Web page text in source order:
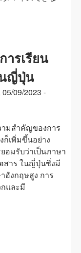
รเรียน
ญี่ปุ่น
05/09/2023 -
มสำคัญของการ
ก็เพิ่มขึ้นอย่าง
อมรับว่าเป็นภาษา
สาร ในญี่ปุ่นซึ่งมี
อังกฤษสูง การ
และมี